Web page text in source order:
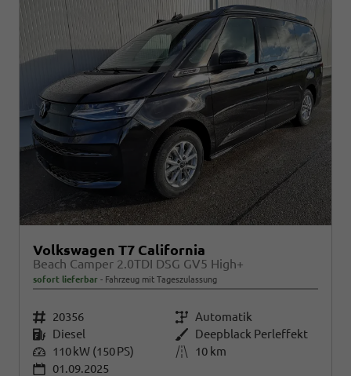
Volkswagen T7 California
Beach Camper 2.0TDI DSG GV5 High+
sofort lieferbar Fahrzeug mit Tageszulassung
Fahrzeugnr. 20356 Getriebe Automatik
Kraftstoff Diesel Außenfarbe Deepblack Perleffekt
Leistung 110 kW (150 PS) Kilometerstand
10 km
01.09.2025